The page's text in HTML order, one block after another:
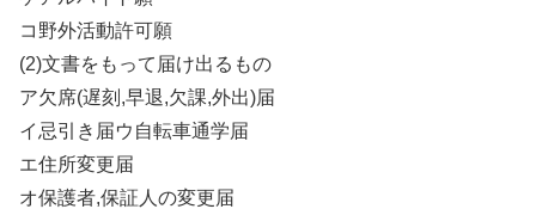
コ野外活動許可願
(2)文書をもって届け出るもの
ア欠席(遅刻,早退,欠課,外出)届
イ忌引き届ウ自転車通学届
エ住所変更届
オ保護者,保証人の変更届